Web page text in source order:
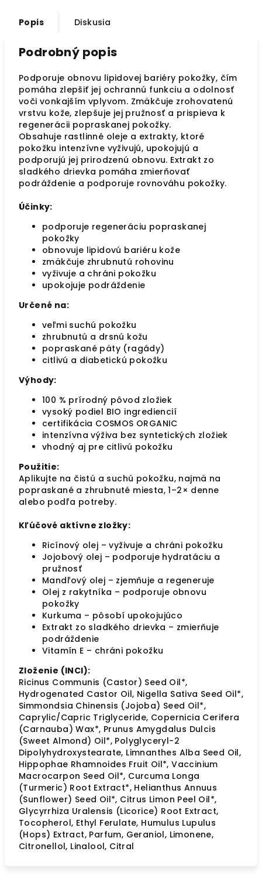
Popis Diskusia
Podrobný popis
Podporuje obnovu lipidovej bariéry pokožky, čím
pomáha zlepšiť jej ochrannú funkciu a odolnosť
voči vonkajším vplyvom. Zmäkčuje zrohovatenú
vrstvu kože, zlepšuje jej pružnosť a prispieva k
regenerácii popraskanej pokožky.
Obsahuje rastlinné oleje a extrakty, ktoré
pokožku intenzívne vyživujú, upokojujú a
podporujú jej prirodzenú obnovu. Extrakt zo
sladkého drievka pomáha zmierňovať
podráždenie a podporuje rovnováhu pokožky.
Účinky:
podporuje regeneráciu popraskanej
pokožky
obnovuje lipidovú bariéru kože
zmäkčuje zhrubnutú rohovinu
vyživuje a chráni pokožku
upokojuje podráždenie
Určené na:
veľmi suchú pokožku
zhrubnutú a drsnú kožu
popraskané päty (ragády)
citlivú a diabetickú pokožku
Výhody:
100 % prírodný pôvod zložiek
vysoký podiel BIO ingrediencií
certifikácia COSMOS ORGANIC
intenzívna výživa bez syntetických zložiek
vhodný aj pre citlivú pokožku
Použitie:
Aplikujte na čistú a suchú pokožku, najmä na
popraskané a zhrubnuté miesta, 1–2× denne
alebo podľa potreby.
Kľúčové aktívne zložky:
Ricínový olej – vyživuje a chráni pokožku
Jojobový olej – podporuje hydratáciu a
pružnosť
Mandľový olej – zjemňuje a regeneruje
Olej z rakytníka – podporuje obnovu
pokožky
Kurkuma – pôsobí upokojujúco
Extrakt zo sladkého drievka – zmierňuje
podráždenie
Vitamín E – chráni pokožku
Zloženie (INCI):
Ricinus Communis (Castor) Seed Oil*,
Hydrogenated Castor Oil, Nigella Sativa Seed Oil*,
Simmondsia Chinensis (Jojoba) Seed Oil*,
Caprylic/Capric Triglyceride, Copernicia Cerifera
(Carnauba) Wax*, Prunus Amygdalus Dulcis
(Sweet Almond) Oil*, Polyglyceryl-2
Dipolyhydroxystearate, Limnanthes Alba Seed Oil,
Hippophae Rhamnoides Fruit Oil*, Vaccinium
Macrocarpon Seed Oil*, Curcuma Longa
(Turmeric) Root Extract*, Helianthus Annuus
(Sunflower) Seed Oil*, Citrus Limon Peel Oil*,
Glycyrrhiza Uralensis (Licorice) Root Extract,
Tocopherol, Ethyl Ferulate, Humulus Lupulus
(Hops) Extract, Parfum, Geraniol, Limonene,
Citronellol, Linalool, Citral